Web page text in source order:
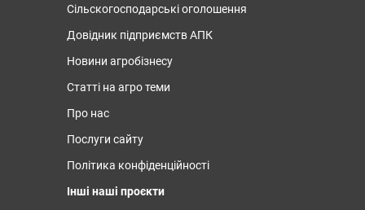
Сільскогосподарські оголошення
Довідник підприємств АПК
Новини агробізнесу
Статті на агро теми
Про нас
Послуги сайту
Політика конфіденційності
Інші наші проєкти